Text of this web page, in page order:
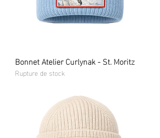
Bonnet Atelier Curlynak - St. Moritz
Rupture de stock